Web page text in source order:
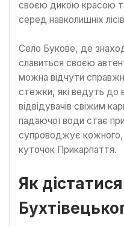
своєю дикою красою
серед навколишніх
Село Букове, де
славиться своєю
можна відчути
стежки, які ведуть до
відвідувачів свіжим
падаючої води стає
супроводжує кожного,
куточок Прикарпаття.
Як